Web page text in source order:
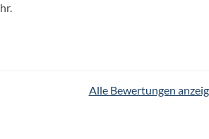
Alle Bewertungen